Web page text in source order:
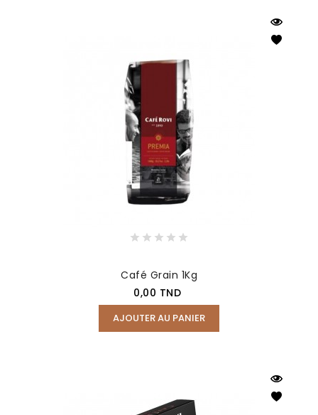
Café Grain 1Kg
Prix
0,00 TND
AJOUTER AU PANIER